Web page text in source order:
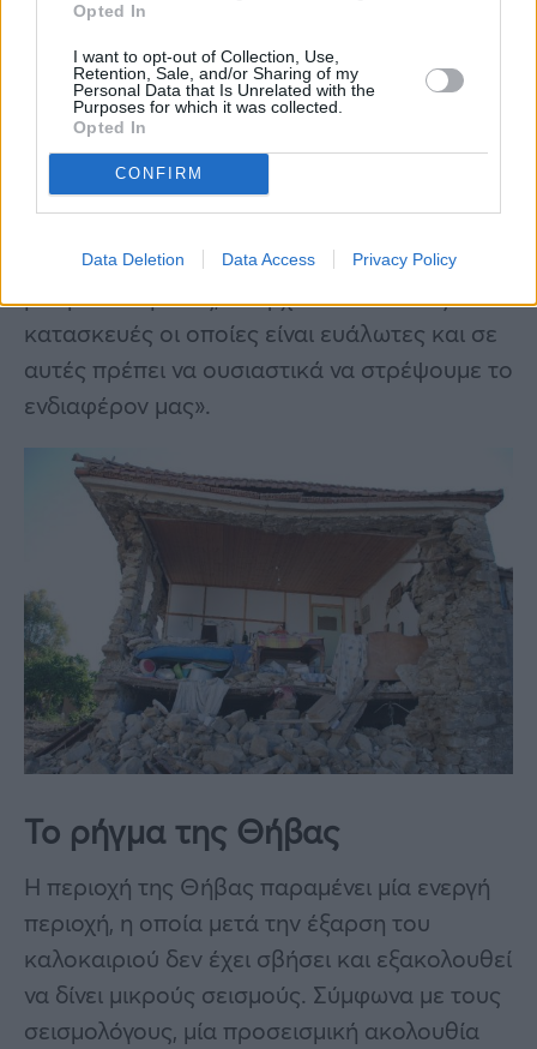
Opted In
I want to opt-out of Collection, Use,
Retention, Sale, and/or Sharing of my
Personal Data that Is Unrelated with the
Purposes for which it was collected.
Opted In
CONFIRM
Data Deletion Data Access Privacy Policy
γεωεπιστημόνων, με την επίβλεψη, βεβαίως,
του Οργανισμού Αντισεισμικού Σχεδιασμού
και Προστασίας.
Έχουμε να κάνουμε με έναν πολύ καλό
αντισεισμικό κανονισμό και οι κατασκευές
ουσιαστικά, ένα μεγάλο ποσοστό, είναι
άτρωτες σε σχέση με τον σεισμό των 6
βαθμών. Βεβαίως, υπάρχουν και παλιές
κατασκευές οι οποίες είναι ευάλωτες και σε
αυτές πρέπει να ουσιαστικά να στρέψουμε το
ενδιαφέρον μας».
Το ρήγμα της Θήβας
Η περιοχή της Θήβας παραμένει μία ενεργή
περιοχή, η οποία μετά την έξαρση του
καλοκαιριού δεν έχει σβήσει και εξακολουθεί
να δίνει μικρούς σεισμούς. Σύμφωνα με τους
σεισμολόγους, μία προσεισμική ακολουθία